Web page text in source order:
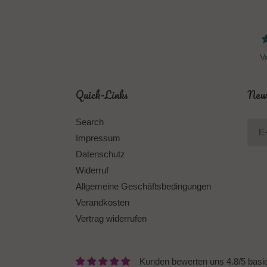
Quick-Links
Search
Impressum
Datenschutz
Widerruf
Allgemeine Geschäftsbedingungen
Verandkosten
Vertrag widerrufen
Kunden bewerten uns 4.8/5